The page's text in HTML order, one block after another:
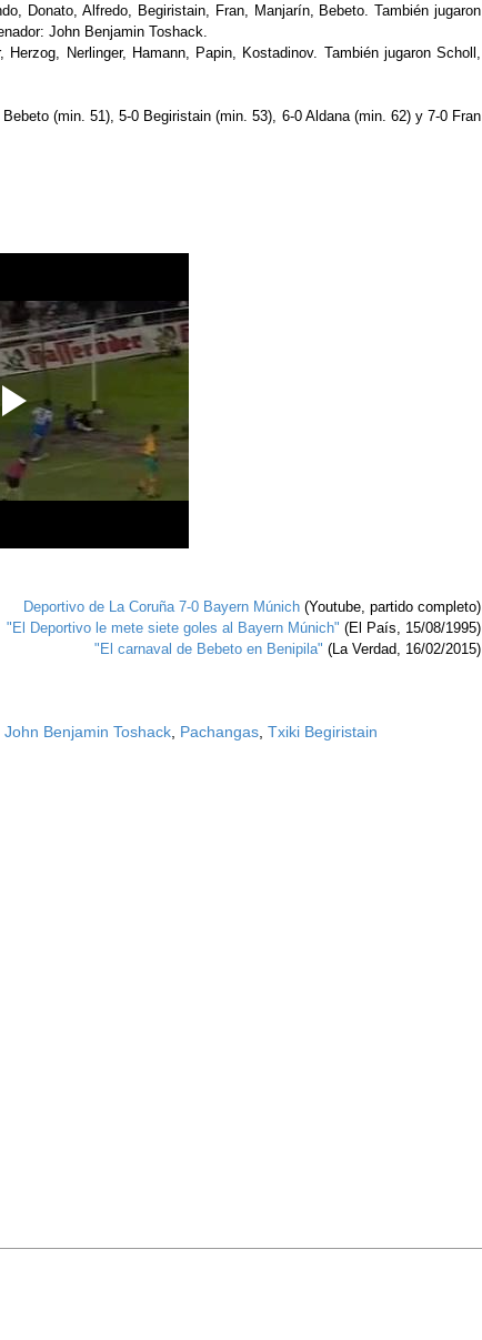
Donato, Alfredo, Begiristain, Fran, Manjarín, Bebeto. También jugaron
John Benjamin Toshack.
Nerlinger, Hamann, Papin, Kostadinov. También jugaron Scholl,
(min. 51), 5-0 Begiristain (min. 53), 6-0 Aldana (min. 62) y 7-0 Fran
Deportivo de La Coruña 7-0 Bayern Múnich (Youtube, partido completo)
"El Deportivo le mete siete goles al Bayern Múnich" (El País, 15/08/1995)
"El carnaval de Bebeto en Benipila" (La Verdad, 16/02/2015)
John Benjamin Toshack Pachangas Txiki Begiristain